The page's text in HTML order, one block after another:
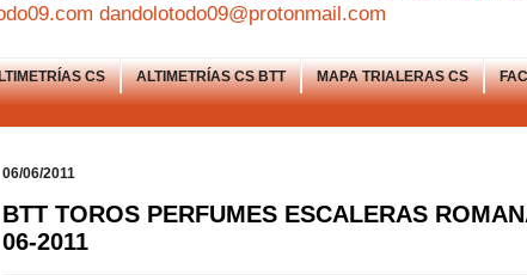
dandolotodo09@protonmail.com
CS ALTIMETRÍAS CS BTT MAPA TRIALERAS CS
06/06/2011
BTT TOROS PERFUMES ESCALERAS
06-2011